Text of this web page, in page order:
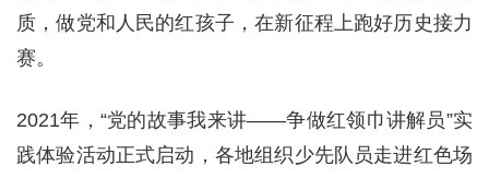
质，做党和人民的红孩子，在新征程上跑好历史接力
赛。
2021年，“党的故事我来讲——争做红领巾讲解员”实
践体验活动正式启动，各地组织少先队员走进红色场